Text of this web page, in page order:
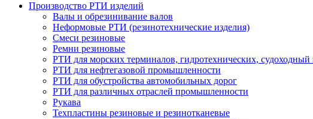
Производство РТИ изделий
Валы и обрезинивание валов
Неформовые РТИ (резинотехнические изделия)
Смеси резиновые
Ремни резиновые
РТИ для морских терминалов, гидротехнических,
РТИ для нефтегазовой промышленности
РТИ для обустройства автомобильных дорог
РТИ для различных отраслей промышленности
Рукава
Техпластины резиновые и резинотканевые